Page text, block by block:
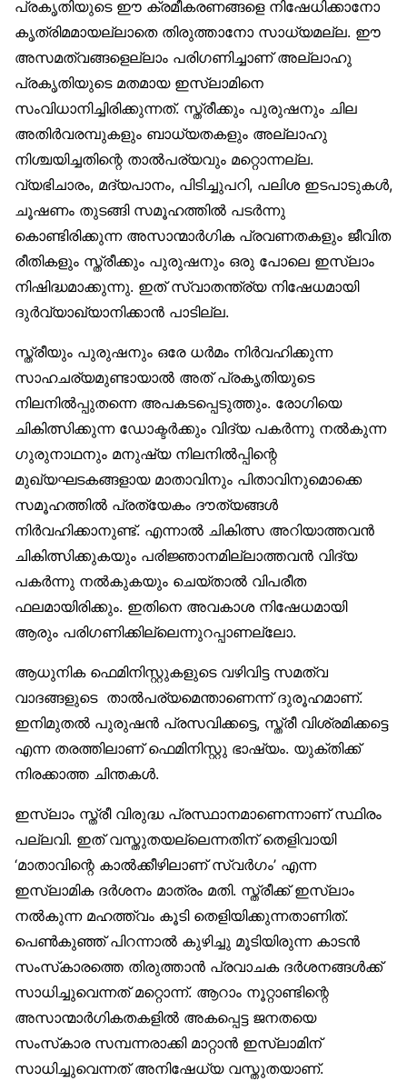
പ്രകൃതിയുടെ ഈ ക്രമീകരണങ്ങളെ നിഷേധിക്കാനോ
കൃത്രിമമായല്ലാതെ തിരുത്താനോ സാധ്യമല്ല. ഈ
അസമത്വങ്ങളെല്ലാം പരിഗണിച്ചാണ് അല്ലാഹു
പ്രകൃതിയുടെ മതമായ ഇസ്‌ലാമിനെ
സംവിധാനിച്ചിരിക്കുന്നത്. സ്ത്രീക്കും പുരുഷനും ചില
അതിർവരമ്പുകളും ബാധ്യതകളും അല്ലാഹു
നിശ്ചയിച്ചതിന്റെ താൽപര്യവും മറ്റൊന്നല്ല.
വ്യഭിചാരം, മദ്യപാനം, പിടിച്ചുപറി, പലിശ ഇടപാടുകൾ,
ചൂഷണം തുടങ്ങി സമൂഹത്തിൽ പടർന്നു
കൊണ്ടിരിക്കുന്ന അസാന്മാർഗിക പ്രവണതകളും ജീവിത
രീതികളും സ്ത്രീക്കും പുരുഷനും ഒരു പോലെ ഇസ്‌ലാം
നിഷിദ്ധമാക്കുന്നു. ഇത് സ്വാതന്ത്ര്യ നിഷേധമായി
ദുർവ്യാഖ്യാനിക്കാൻ പാടില്ല.
സ്ത്രീയും പുരുഷനും ഒരേ ധർമം നിർവഹിക്കുന്ന
സാഹചര്യമുണ്ടായാൽ അത് പ്രകൃതിയുടെ
നിലനിൽപ്പുതന്നെ അപകടപ്പെടുത്തും. രോഗിയെ
ചികിത്സിക്കുന്ന ഡോക്ടർക്കും വിദ്യ പകർന്നു നൽകുന്ന
ഗുരുനാഥനും മനുഷ്യ നിലനിൽപ്പിന്റെ
മുഖ്യഘടകങ്ങളായ മാതാവിനും പിതാവിനുമൊക്കെ
സമൂഹത്തിൽ പ്രത്യേകം ദൗത്യങ്ങൾ
നിർവഹിക്കാനുണ്ട്. എന്നാൽ ചികിത്സ അറിയാത്തവൻ
ചികിത്സിക്കുകയും പരിജ്ഞാനമില്ലാത്തവൻ വിദ്യ
പകർന്നു നൽകുകയും ചെയ്താൽ വിപരീത
ഫലമായിരിക്കും. ഇതിനെ അവകാശ നിഷേധമായി
ആരും പരിഗണിക്കില്ലെന്നുറപ്പാണല്ലോ.
ആധുനിക ഫെമിനിസ്റ്റുകളുടെ വഴിവിട്ട സമത്വ
വാദങ്ങളുടെ താൽപര്യമെന്താണെന്ന് ദുരൂഹമാണ്.
ഇനിമുതൽ പുരുഷൻ പ്രസവിക്കട്ടെ, സ്ത്രീ വിശ്രമിക്കട്ടെ
എന്ന തരത്തിലാണ് ഫെമിനിസ്റ്റു ഭാഷ്യം. യുക്തിക്ക്
നിരക്കാത്ത ചിന്തകൾ.
ഇസ്‌ലാം സ്ത്രീ വിരുദ്ധ പ്രസ്ഥാനമാണെന്നാണ് സ്ഥിരം
പല്ലവി. ഇത് വസ്തുതയല്ലെന്നതിന് തെളിവായി
‘മാതാവിന്റെ കാൽക്കീഴിലാണ് സ്വർഗം’ എന്ന
ഇസ്‌ലാമിക ദർശനം മാത്രം മതി. സ്ത്രീക്ക് ഇസ്‌ലാം
നൽകുന്ന മഹത്ത്വം കൂടി തെളിയിക്കുന്നതാണിത്.
പെൺകുഞ്ഞ് പിറന്നാൽ കുഴിച്ചു മൂടിയിരുന്ന കാടൻ
സംസ്‌കാരത്തെ തിരുത്താൻ പ്രവാചക ദർശനങ്ങൾക്ക്
സാധിച്ചുവെന്നത് മറ്റൊന്ന്. ആറാം നൂറ്റാണ്ടിന്റെ
അസാന്മാർഗികതകളിൽ അകപ്പെട്ട ജനതയെ
സംസ്‌കാര സമ്പന്നരാക്കി മാറ്റാൻ ഇസ്‌ലാമിന്
സാധിച്ചുവെന്നത് അനിഷേധ്യ വസ്തുതയാണ്.